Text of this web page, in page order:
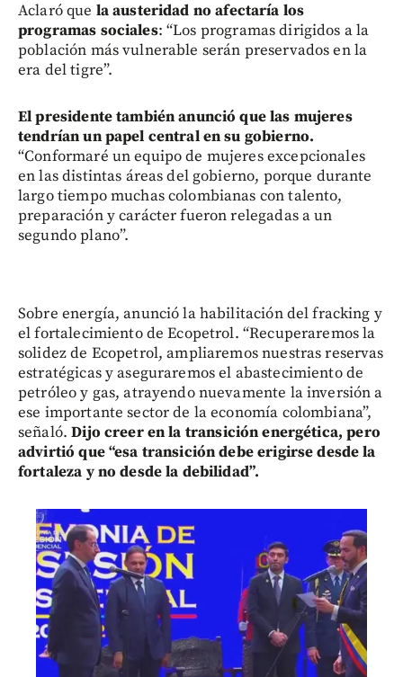
Aclaró que la austeridad no afectaría los
programas sociales: “Los programas dirigidos a la
población más vulnerable serán preservados en la
era del tigre”.
El presidente también anunció que las mujeres
tendrían un papel central en su gobierno.
“Conformaré un equipo de mujeres excepcionales
en las distintas áreas del gobierno, porque durante
largo tiempo muchas colombianas con talento,
preparación y carácter fueron relegadas a un
segundo plano”.
Sobre energía, anunció la habilitación del fracking y
el fortalecimiento de Ecopetrol. “Recuperaremos la
solidez de Ecopetrol, ampliaremos nuestras reservas
estratégicas y aseguraremos el abastecimiento de
petróleo y gas, atrayendo nuevamente la inversión a
ese importante sector de la economía colombiana”,
señaló.Dijo creer en la transición energética, pero
advirtió que “esa transición debe erigirse desde la
fortaleza y no desde la debilidad”.